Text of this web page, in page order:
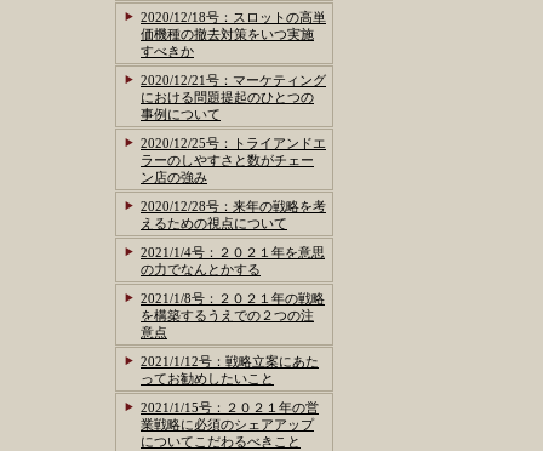
2020/12/18号：スロットの高単
価機種の撤去対策をいつ実施
すべきか
2020/12/21号：マーケティング
における問題提起のひとつの
事例について
2020/12/25号：トライアンドエ
ラーのしやすさと数がチェー
ン店の強み
2020/12/28号：来年の戦略を考
えるための視点について
2021/1/4号：２０２１年を意思
の力でなんとかする
2021/1/8号：２０２１年の戦略
を構築するうえでの２つの注
意点
2021/1/12号：戦略立案にあた
ってお勧めしたいこと
2021/1/15号：２０２１年の営
業戦略に必須のシェアアップ
についてこだわるべきこと